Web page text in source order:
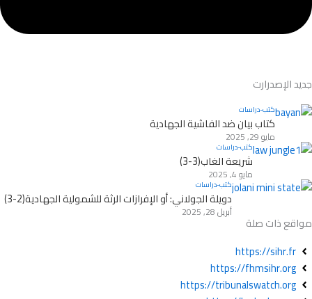
جديد الإصدرارت
كتب-دراسات
كتاب بيان ضد الفاشية الجهادية
مايو 29, 2025
كتب-دراسات
شريعة الغاب(3-3)
مايو 4, 2025
كتب-دراسات
دويلة الجولاني: أو الإفرازات الرثة للشمولية الجهادية(2-3)
أبريل 28, 2025
مواقع ذات صلة
https://sihr.fr
https://fhmsihr.org
https://tribunalswatch.org